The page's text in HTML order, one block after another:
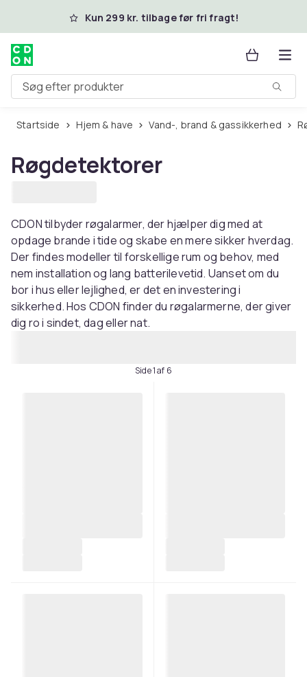
Spring til hovedindhold
Kun 299 kr. tilbage før fri fragt!
Søg efter produkter
Startside Hjem & have Vand-, brand & gassikkerhed
Røgdetektorer
CDON tilbyder røgalarmer, der hjælper dig med at
opdage brande i tide og skabe en mere sikker hverdag.
Der findes modeller til forskellige rum og behov, med
nem installation og lang batterilevetid. Uanset om du
bor i hus eller lejlighed, er det en investering i
sikkerhed. Hos CDON finder du røgalarmerne, der giver
dig ro i sindet, dag eller nat.
Side 1 af 6